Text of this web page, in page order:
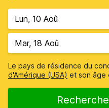
Le pays de résidence du
d'Amérique (USA) et son âge